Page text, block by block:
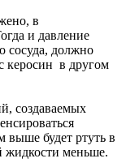
в
и давление
сосуда, должно
керосин в другом
создаваемых
выше будет ртуть в
жидкости меньше.